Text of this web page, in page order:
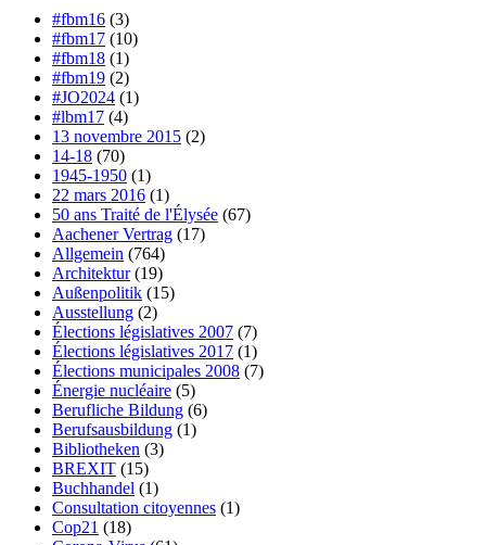
#fbm16 (3)
#fbm17 (10)
#fbm18 (1)
#fbm19 (2)
#JO2024 (1)
#lbm17 (4)
13 novembre 2015 (2)
14-18 (70)
1945-1950 (1)
22 mars 2016 (1)
50 ans Traité de l'Élysée (67)
Aachener Vertrag (17)
Allgemein (764)
Architektur(19)
Außenpolitik (15)
Ausstellung (2)
Élections législatives 2007 (7)
Élections législatives 2017 (1)
Élections municipales 2008 (7)
Énergie nucléaire (5)
Berufliche Bildung (6)
Berufsausbildung (1)
Bibliotheken (3)
BREXIT (15)
Buchhandel (1)
Consultation citoyennes (1)
Cop21 (18)